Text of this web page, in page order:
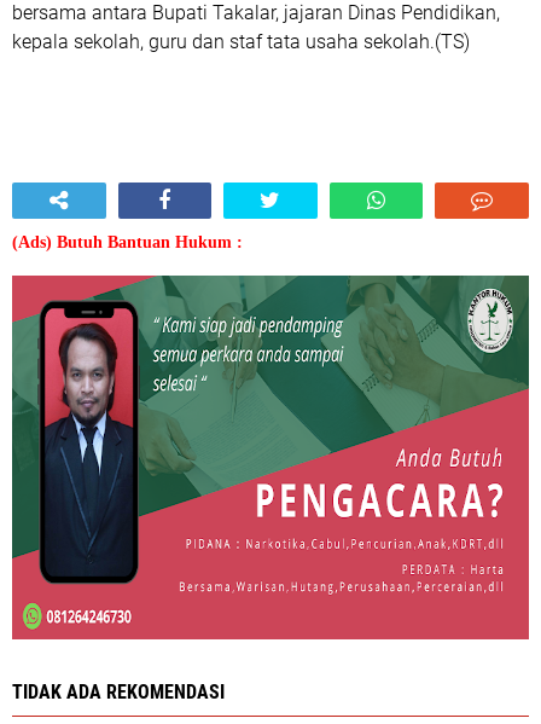
bersama antara Bupati Takalar, jajaran Dinas Pendidikan,
kepala sekolah, guru dan staf tata usaha sekolah.(TS)
(Ads) Butuh Bantuan Hukum :
TIDAK ADA REKOMENDASI